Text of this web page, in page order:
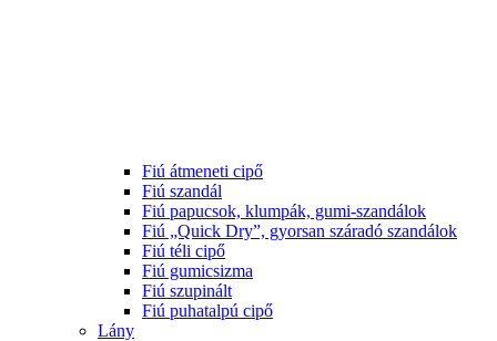
Fiú átmeneti cipő
Fiú szandál
Fiú papucsok, klumpák, gumi-szandálok
Fiú „Quick Dry”, gyorsan száradó szandálok
Fiú téli cipő
Fiú gumicsizma
Fiú szupinált
Fiú puhatalpú cipő
Lány